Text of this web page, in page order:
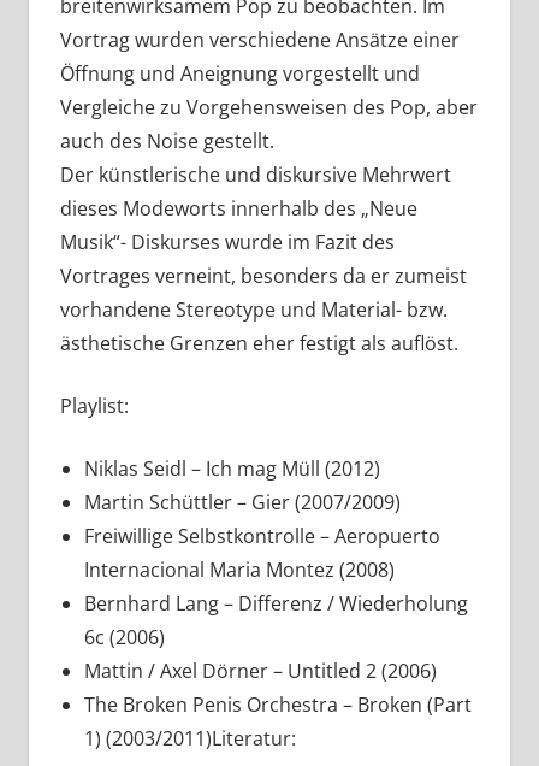
breitenwirksamem Pop zu beobachten. Im
Vortrag wurden verschiedene Ansätze einer
Öffnung und Aneignung vorgestellt und
Vergleiche zu Vorgehensweisen des Pop, aber
auch des Noise gestellt.
Der künstlerische und diskursive Mehrwert
dieses Modeworts innerhalb des „Neue
Musik“- Diskurses wurde im Fazit des
Vortrages verneint, besonders da er zumeist
vorhandene Stereotype und Material- bzw.
ästhetische Grenzen eher festigt als auflöst.
Playlist:
Niklas Seidl – Ich mag Müll (2012)
Martin Schüttler – Gier (2007/2009)
Freiwillige Selbstkontrolle – Aeropuerto
Internacional Maria Montez (2008)
Bernhard Lang – Differenz / Wiederholung
6c (2006)
Mattin / Axel Dörner – Untitled 2 (2006)
The Broken Penis Orchestra – Broken (Part
1) (2003/2011)Literatur: